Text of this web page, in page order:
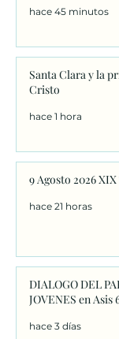
hace 45 minutos
Santa Clara y la
Cristo
hace 1 hora
9 Agosto 2026
hace 21 horas
DIALOGO DEL
JOVENES en Asis
hace 3 días